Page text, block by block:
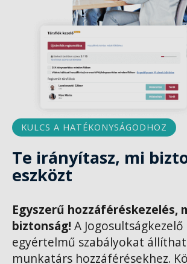
KULCS A HATÉKONYSÁGODHOZ
Te irányítasz, mi
eszközt
Egyszerű hozzáféréskezelés,
biztonság! A
egyértelmű szabályokat
munkatárs hozzáférésekhez.